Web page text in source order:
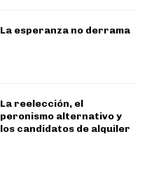
La esperanza no derrama
La reelección, el
peronismo alternativo y
los candidatos de alquiler